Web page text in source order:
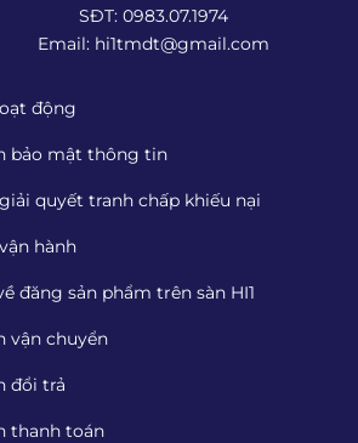
SĐT: 0983.07.1974
Email: hi1tmdt@gmail.com
động
bảo mật thông tin
quyết tranh chấp khiếu nại
hành
đăng sản phẩm trên sàn HI1
vận chuyển
đổi trả
thanh toán